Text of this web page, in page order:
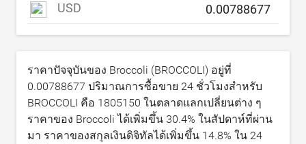
USD
ราคาปัจจุบันของ Broccoli (BROCCOLI) อยู่ที่
0.00788677 ปริมาณการซื้อขาย 24 ชั่วโมงสำหรับ
BROCCOLI คือ 1805150 ในตลาดแลกเปลี่ยนต่าง ๆ
ราคาของ Broccoli ได้เพิ่มขึ้น 30.4% ในสัปดาห์ที่ผ่าน
มา ราคาของสกุลเงินดิจิทัลได้เพิ่มขึ้น 14.8% ใน 24